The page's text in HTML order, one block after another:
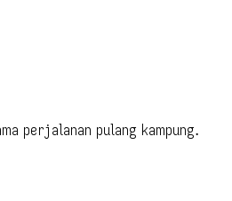
perjalanan pulang kampung.